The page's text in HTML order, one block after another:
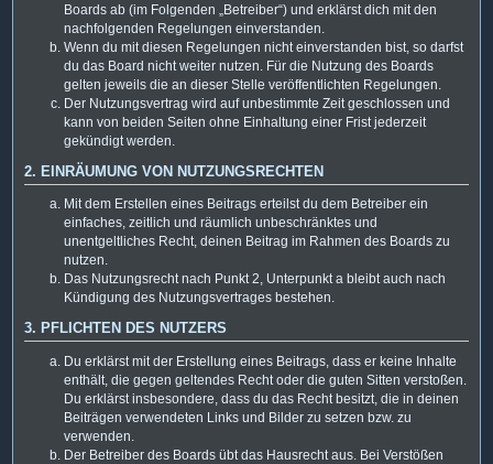
Boards ab (im Folgenden „Betreiber“) und erklärst dich mit den
nachfolgenden Regelungen einverstanden.
Wenn du mit diesen Regelungen nicht einverstanden bist, so darfst
du das Board nicht weiter nutzen. Für die Nutzung des Boards
gelten jeweils die an dieser Stelle veröffentlichten Regelungen.
Der Nutzungsvertrag wird auf unbestimmte Zeit geschlossen und
kann von beiden Seiten ohne Einhaltung einer Frist jederzeit
gekündigt werden.
2. EINRÄUMUNG VON NUTZUNGSRECHTEN
Mit dem Erstellen eines Beitrags erteilst du dem Betreiber ein
einfaches, zeitlich und räumlich unbeschränktes und
unentgeltliches Recht, deinen Beitrag im Rahmen des Boards zu
nutzen.
Das Nutzungsrecht nach Punkt 2, Unterpunkt a bleibt auch nach
Kündigung des Nutzungsvertrages bestehen.
3. PFLICHTEN DES NUTZERS
Du erklärst mit der Erstellung eines Beitrags, dass er keine Inhalte
enthält, die gegen geltendes Recht oder die guten Sitten verstoßen.
Du erklärst insbesondere, dass du das Recht besitzt, die in deinen
Beiträgen verwendeten Links und Bilder zu setzen bzw. zu
verwenden.
Der Betreiber des Boards übt das Hausrecht aus. Bei Verstößen